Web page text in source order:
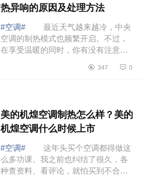
热异响的原因及处理方法
#空调#
最近天气越来越冷，中央
空调的制热模式也频繁开启。不过，
在享受温暖的同时，你有没有注意到
家揭秘空调制热异响背后的真相
347 0
美的机煌空调制热怎么样？美的
机煌空调什么时候上市
#空调#
这年头买个空调都得做这
么多功课。我之前也纠结了很久，各
种查资料、看评论，就怕买到不合适